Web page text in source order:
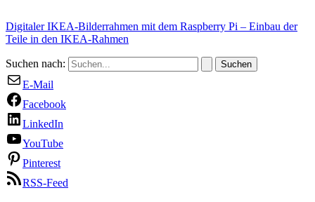
Digitaler IKEA-Bilderrahmen mit dem Raspberry Pi – Einbau der
Teile in den IKEA-Rahmen
Suchen nach:
E-Mail
Facebook
LinkedIn
YouTube
Pinterest
RSS-Feed